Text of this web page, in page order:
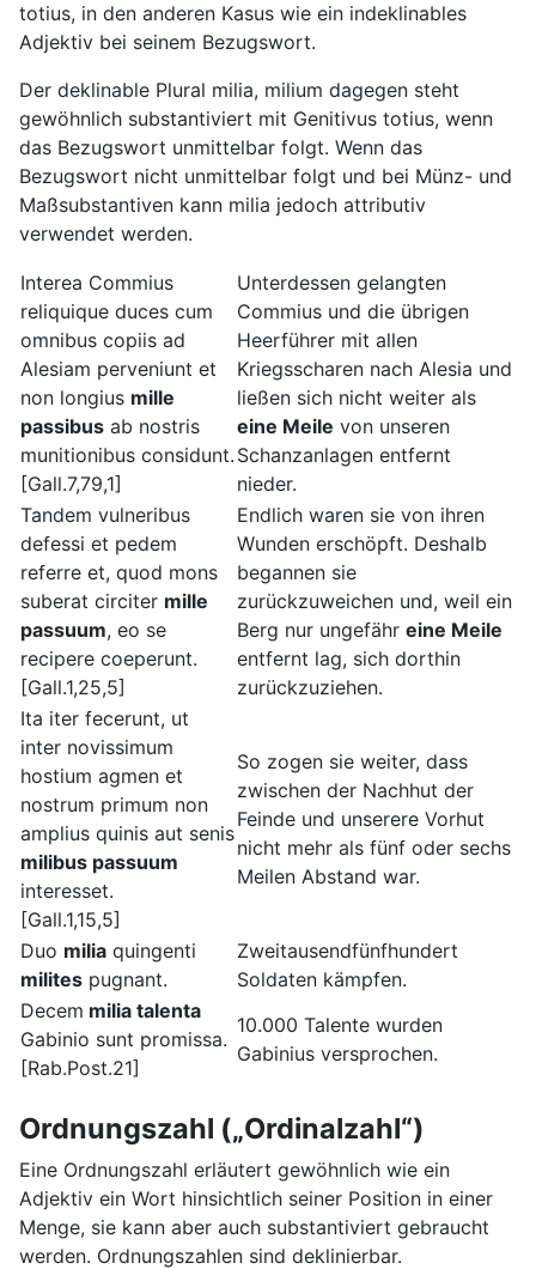
totius, in den anderen Kasus wie ein indeklinables
Adjektiv bei seinem Bezugswort.
Der deklinable Plural milia, milium dagegen steht
gewöhnlich substantiviert mit Genitivus totius, wenn
das Bezugswort unmittelbar folgt. Wenn das
Bezugswort nicht unmittelbar folgt und bei Münz- und
Maßsubstantiven kann milia jedoch attributiv
verwendet werden.
Interea Commius
reliquique duces cum
omnibus copiis ad
Alesiam perveniunt et
non longius mille
passibus ab nostris
munitionibus considunt.
[Gall.7,79,1]
Unterdessen gelangten
Commius und die übrigen
Heerführer mit allen
Kriegsscharen nach Alesia und
ließen sich nicht weiter als
eine Meile von unseren
Schanzanlagen entfernt
nieder.
Tandem vulneribus
defessi et pedem
referre et, quod mons
suberat circiter mille
passuum, eo se
recipere coeperunt.
[Gall.1,25,5]
Endlich waren sie von ihren
Wunden erschöpft. Deshalb
begannen sie
zurückzuweichen und, weil ein
Berg nur ungefähr eine Meile
entfernt lag, sich dorthin
zurückzuziehen.
Ita iter fecerunt, ut
inter novissimum
hostium agmen et
nostrum primum non
amplius quinis aut senis
milibus passuum
interesset.
[Gall.1,15,5]
So zogen sie weiter, dass
zwischen der Nachhut der
Feinde und unserere Vorhut
nicht mehr als fünf oder sechs
Meilen Abstand war.
Duo milia quingenti
milites pugnant.
Zweitausendfünfhundert
Soldaten kämpfen.
Decem milia talenta
Gabinio sunt promissa.
[Rab.Post.21]
10.000 Talente wurden
Gabinius versprochen.
Ordnungszahl („Ordinalzahl“)
Eine Ordnungszahl erläutert gewöhnlich wie ein
Adjektiv ein Wort hinsichtlich seiner Position in einer
Menge, sie kann aber auch substantiviert gebraucht
werden. Ordnungszahlen sind deklinierbar.